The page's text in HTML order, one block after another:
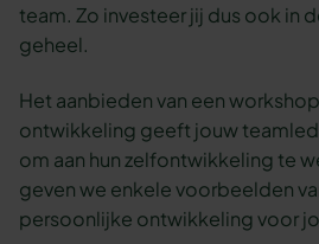
team. Zo investeer jij dus ook in
geheel.
Het aanbieden van een
ontwikkeling geeft jouw
om aan hun zelfontwikkeling te
geven we enkele voorbeelden
persoonlijke ontwikkeling voor